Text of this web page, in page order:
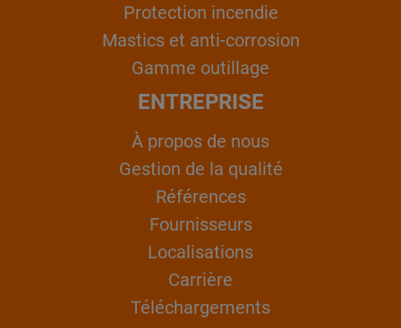
Protection incendie
Mastics et anti-corrosion
Gamme outillage
ENTREPRISE
À propos de nous
Gestion de la qualité
Références
Fournisseurs
Localisations
Carrière
Téléchargements